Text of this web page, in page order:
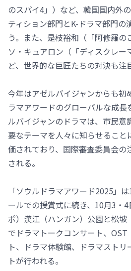
のスパイ4」）など、韓国国内外
ティション部門とK-ドラマ部門の
う。また、是枝裕和（「阿修羅
ソ・キュアロン（「ディスクレー
ど、世界的な巨匠たちの対決も注
今年はアゼルバイジャンからも初
ラマアワードのグローバルな成
ルバイジャンのドラマは、市民
要なテーマを人々に知らせるこ
価されており、国際審査委員会
される。
「ソウルドラマアワード2025」
ールでの授賞式に続き、10月3・
ポ）漢江（ハンガン）公園と松
でドラマトークコンサート、OST
ト、ドラマ体験館、ドラマスト
トが行われる。